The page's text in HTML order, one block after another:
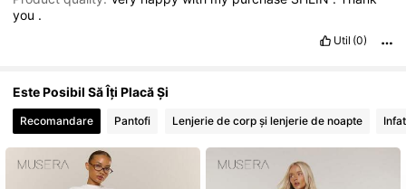
you .
Util (0)
Este Posibil Să Îți Placă Și
Recomandare Pantofi Lenjerie de corp și lenjerie de noapte